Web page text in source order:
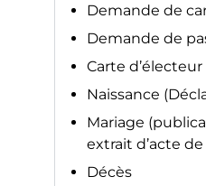
Demande de
Demande de
Carte d’électeur
Naissance
Mariage
extrait d’acte
Décès